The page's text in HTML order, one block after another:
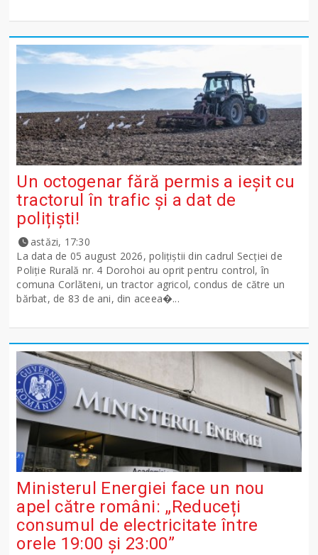
Un octogenar fără permis a ieșit cu
tractorul în trafic și a dat de
polițiști!
astăzi, 17:30
La data de 05 august 2026, polițiștii din cadrul Secției de
Poliție Rurală nr. 4 Dorohoi au oprit pentru control, în
comuna Corlăteni, un tractor agricol, condus de către un
bărbat, de 83 de ani, din aceea�...
Ministerul Energiei face un nou
apel către români: „Reduceți
consumul de electricitate între
orele 19:00 și 23:00”